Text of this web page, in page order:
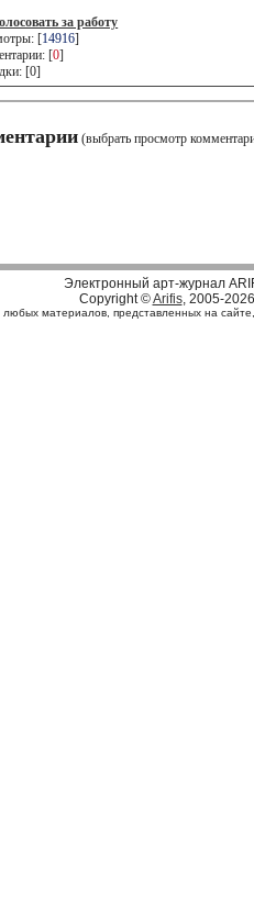
за работу
[14916]
[0]
закладки: [0]
(выбрать просмотр
Электронный арт-журнал
Copyright ©Arifis, 2005-2026
любых материалов, представленных на